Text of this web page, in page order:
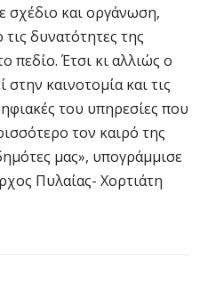
σχέδιο και οργάνωση,
δυνατότητες της
πεδίο. Έτσι κι αλλιώς ο
καινοτομία και τις
του υπηρεσίες που
τον καιρό της
μας», υπογράμμισε
Πυλαίας- Χορτιάτη